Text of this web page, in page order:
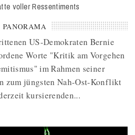
voller Ressentiments
PANORAMA
US-Demokraten Bernie
Worte "Kritik am Vorgehen
im Rahmen seiner
zum jüngsten Nah-Ost-Konflikt
kursierenden...